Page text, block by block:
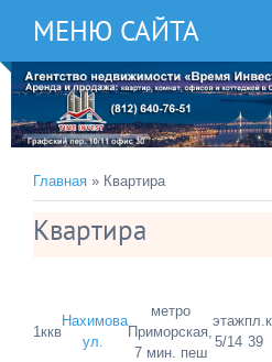
МЕНЮ САЙТА
Главная » Квартира
Квартира
1ккв
Нахимова
ул.
метро
Приморская,
7 мин. пеш
этаж
5/14
пл.
39